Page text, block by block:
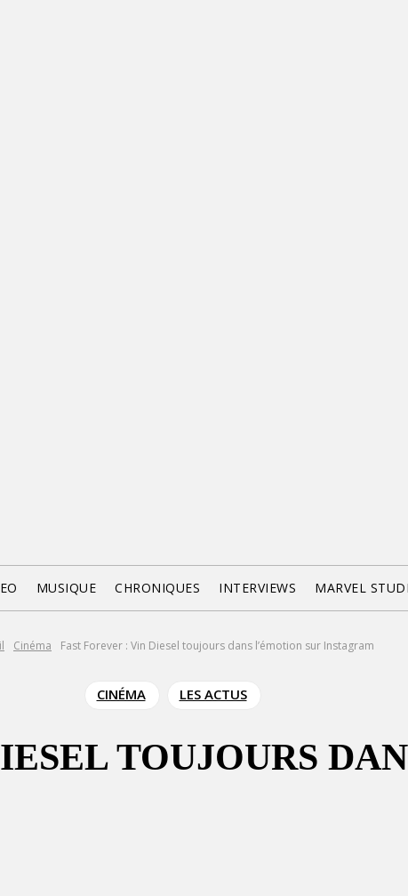
MUSIQUE CHRONIQUES INTERVIEWS MARVEL
Cinéma Fast Forever : Vin Diesel toujours dans l’émotion sur Instagram
CINÉMA LES ACTUS
TOUJOURS